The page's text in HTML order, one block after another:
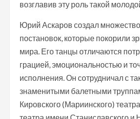
возглавив эту роль такой
Юрий Аскаров создал
постановок, которые покорили
мира. Его танцы отличаются
грацией, эмоциональностью и
исполнения. Он сотрудничал с
знаменитыми балетными
Кировского (Мариинского)